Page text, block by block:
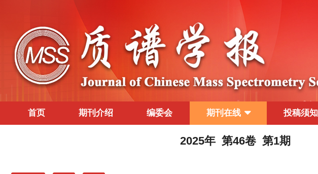
首页 期刊介绍 编委会 期刊在线 投稿须知
2025年 第46卷 第1期